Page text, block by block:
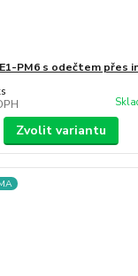
PM6 s odečtem přes
Zvolit variantu